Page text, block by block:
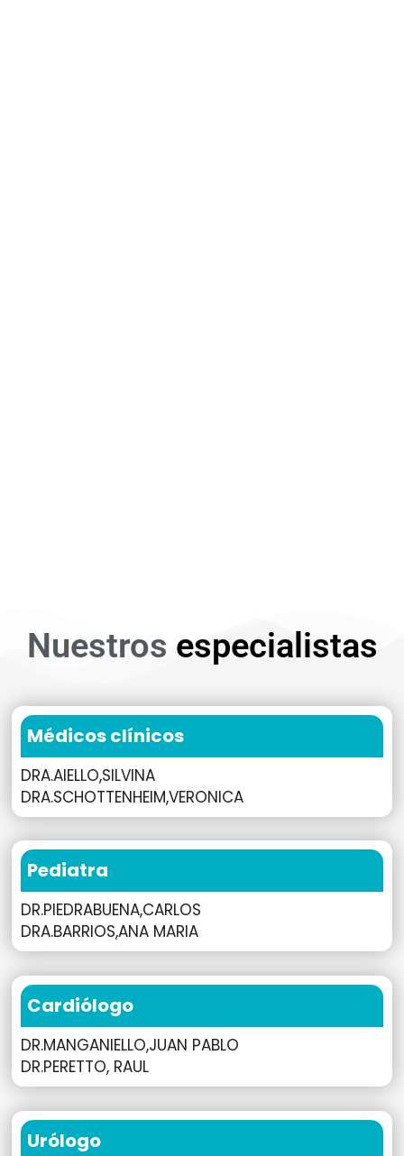
Nuestros especialistas
Médicos clínicos
DRA.AIELLO,SILVINA
DRA.SCHOTTENHEIM,VERONICA
Pediatra
DR.PIEDRABUENA,CARLOS
DRA.BARRIOS,ANA MARIA
Cardiólogo
DR.MANGANIELLO,JUAN PABLO
DR.PERETTO, RAUL
Urólogo